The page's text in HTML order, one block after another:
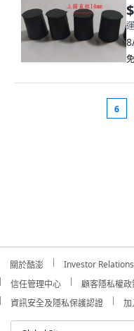
6
關於酷澎 Investor Relations
信任管理中心
顧客隱私權政
資訊安全及隱私保護認證
加